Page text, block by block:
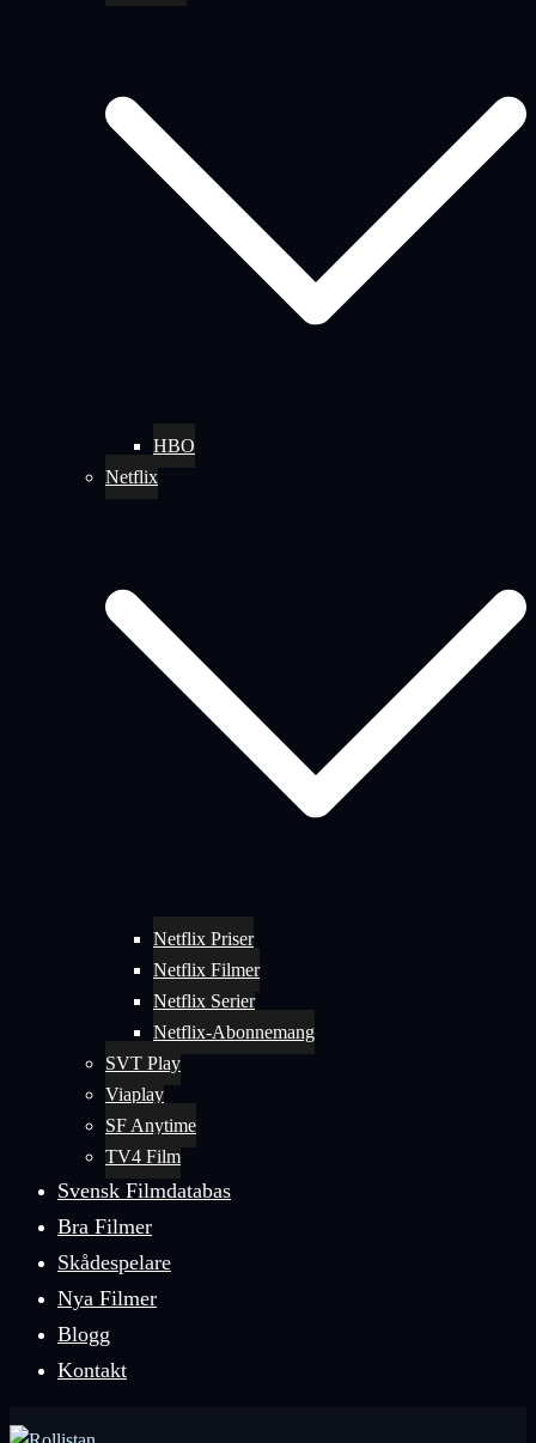
HBO
Netflix
Netflix Priser
Netflix Filmer
Netflix Serier
Netflix-Abonnemang
SVT Play
Viaplay
SF Anytime
TV4 Film
Svensk Filmdatabas
Bra Filmer
Skådespelare
Nya Filmer
Blogg
Kontakt